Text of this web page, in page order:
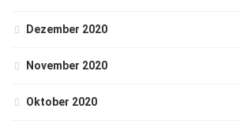
Dezember 2020
November 2020
Oktober 2020